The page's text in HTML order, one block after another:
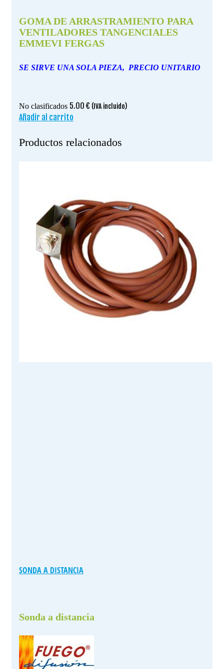
GOMA DE ARRASTRAMIENTO PARA
VENTILADORES TANGENCIALES
EMMEVI FERGAS
SE SIRVE UNA SOLA PIEZA, PRECIO UNITARIO
No clasificados 5.00 € (IVA incluido)
Añadir al carrito
Productos relacionados
SONDA A DISTANCIA
Sonda a distancia